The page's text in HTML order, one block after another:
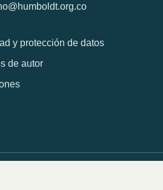
y protección de datos
de autor